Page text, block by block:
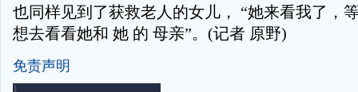
也同样见到了获救老人的女儿， “她来看我了，
想去看看她和 她 的 母亲”。(记者 原野)
免责声明